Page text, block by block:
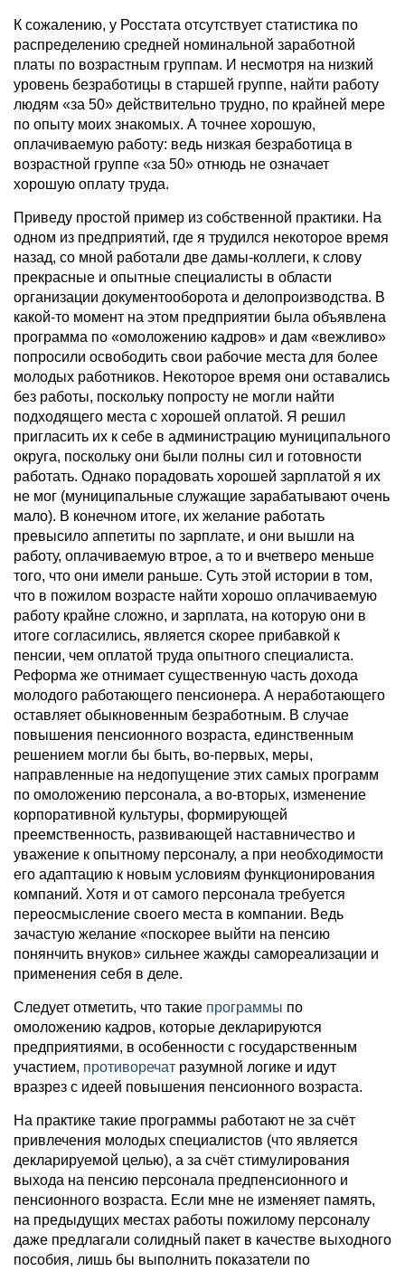
К сожалению, у Росстата отсутствует статистика по
распределению средней номинальной заработной
платы по возрастным группам. И несмотря на низкий
уровень безработицы в старшей группе, найти работу
людям «за 50» действительно трудно, по крайней мере
по опыту моих знакомых. А точнее хорошую,
оплачиваемую работу: ведь низкая безработица в
возрастной группе «за 50» отнюдь не означает
хорошую оплату труда.
Приведу простой пример из собственной практики. На
одном из предприятий, где я трудился некоторое время
назад, со мной работали две дамы-коллеги, к слову
прекрасные и опытные специалисты в области
организации документооборота и делопроизводства. В
какой-то момент на этом предприятии была объявлена
программа по «омоложению кадров» и дам «вежливо»
попросили освободить свои рабочие места для более
молодых работников. Некоторое время они оставались
без работы, поскольку попросту не могли найти
подходящего места с хорошей оплатой. Я решил
пригласить их к себе в администрацию муниципального
округа, поскольку они были полны сил и готовности
работать. Однако порадовать хорошей зарплатой я их
не мог (муниципальные служащие зарабатывают очень
мало). В конечном итоге, их желание работать
превысило аппетиты по зарплате, и они вышли на
работу, оплачиваемую втрое, а то и вчетверо меньше
того, что они имели раньше. Суть этой истории в том,
что в пожилом возрасте найти хорошо оплачиваемую
работу крайне сложно, и зарплата, на которую они в
итоге согласились, является скорее прибавкой к
пенсии, чем оплатой труда опытного специалиста.
Реформа же отнимает существенную часть дохода
молодого работающего пенсионера. А неработающего
оставляет обыкновенным безработным. В случае
повышения пенсионного возраста, единственным
решением могли бы быть, во-первых, меры,
направленные на недопущение этих самых программ
по омоложению персонала, а во-вторых, изменение
корпоративной культуры, формирующей
преемственность, развивающей наставничество и
уважение к опытному персоналу, а при необходимости
его адаптацию к новым условиям функционирования
компаний. Хотя и от самого персонала требуется
переосмысление своего места в компании. Ведь
зачастую желание «поскорее выйти на пенсию
понянчить внуков» сильнее жажды самореализации и
применения себя в деле.
Следует отметить, что такие программы по
омоложению кадров, которые декларируются
предприятиями, в особенности с государственным
участием, противоречат разумной логике и идут
вразрез с идеей повышения пенсионного возраста.
На практике такие программы работают не за счёт
привлечения молодых специалистов (что является
декларируемой целью), а за счёт стимулирования
выхода на пенсию персонала предпенсионного и
пенсионного возраста. Если мне не изменяет память,
на предыдущих местах работы пожилому персоналу
даже предлагали солидный пакет в качестве выходного
пособия, лишь бы выполнить показатели по